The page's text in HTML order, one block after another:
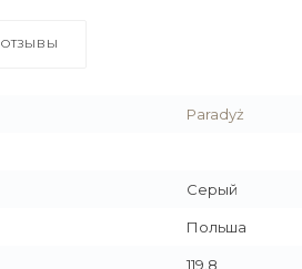
ОТЗЫВЫ
Paradyż
Серый
Польша
119.8